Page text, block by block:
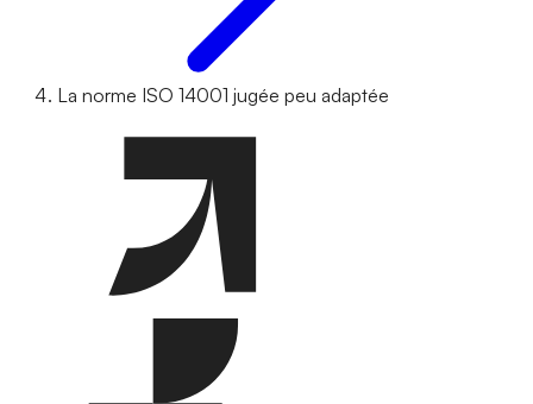
La norme ISO 14001 jugée peu adaptée